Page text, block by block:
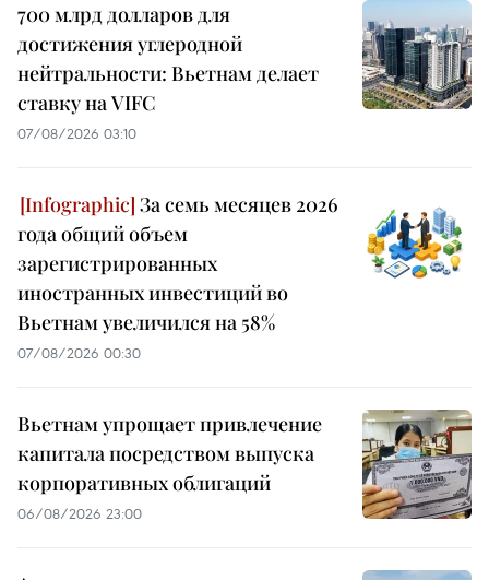
700 млрд долларов для
достижения углеродной
нейтральности: Вьетнам делает
ставку на VIFC
07/08/2026 03:10
За семь месяцев 2026
года общий объем
зарегистрированных
иностранных инвестиций во
Вьетнам увеличился на 58%
07/08/2026 00:30
Вьетнам упрощает привлечение
капитала посредством выпуска
корпоративных облигаций
06/08/2026 23:00